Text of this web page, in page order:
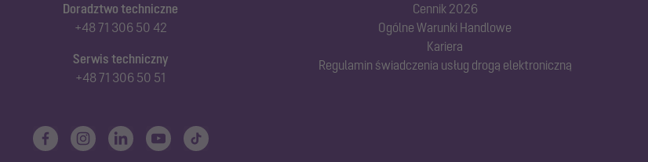
Doradztwo techniczne
+48 71 306 50 42
Serwis techniczny
+48 71 306 50 51
Cennik 2026
Ogólne Warunki Handlowe
Kariera
Regulamin świadczenia usług drogą elektroniczną